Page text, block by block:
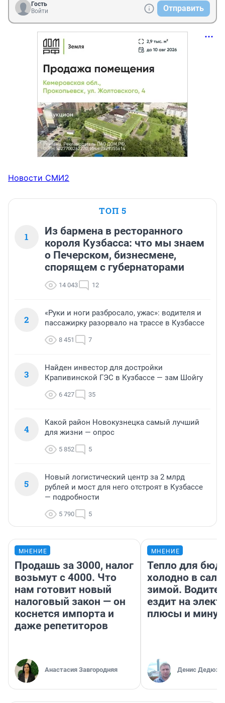
Гость
Войти
Отправить
Новости СМИ2
ТОП 5
1
Из бармена в ресторанного
короля Кузбасса: что мы знаем
о Печерском, бизнесмене,
спорящем с губернаторами
14 043 12
2
«Руки и ноги разбросало, ужас»: водителя и
пассажирку разорвало на трассе в Кузбассе
8 451 7
3
Найден инвестор для достройки
Крапивинской ГЭС в Кузбассе — зам Шойгу
6 427 35
4
Какой район Новокузнецка самый лучший
для жизни — опрос
5 852 5
5
Новый логистический центр за 2 млрд
рублей и мост для него отстроят в Кузбассе
— подробности
5 790 5
МНЕНИЕ
Продашь за 3000, налог
возьмут с 4000. Что
нам готовит новый
налоговый закон — он
коснется импорта и
даже репетиторов
Анастасия Завгородняя
МНЕНИЕ
Тепло для
холодно в
зимой.
ездит на
плюсы и
Денис